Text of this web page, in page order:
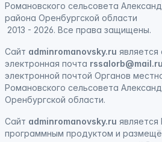
Романовского сельсовета
района Оренбургской области
2013 - 2026. Все права защищены.
Сайт adminromanovsky.ru
электронная почта rssalorb@mail.ru
электронной почтой Органов
Романовского сельсовета
Оренбургской области.
Сайт adminromanovsky.ru является
программным продуктом и